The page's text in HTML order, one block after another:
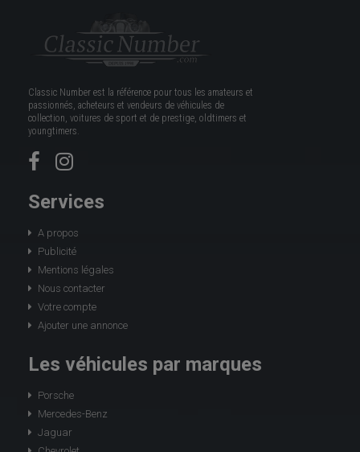
Classic Number est la référence pour tous les amateurs et
passionnés, acheteurs et vendeurs de véhicules de
collection, voitures de sport et de prestige, oldtimers et
youngtimers.
Services
A propos
Publicité
Mentions légales
Nous contacter
Votre compte
Ajouter une annonce
Les véhicules par marques
Porsche
Mercedes-Benz
Jaguar